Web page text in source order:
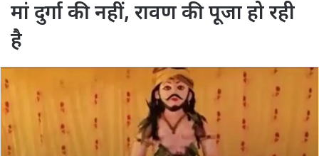
मां दुर्गा की नहीं, रावण की पूजा हो रही
है